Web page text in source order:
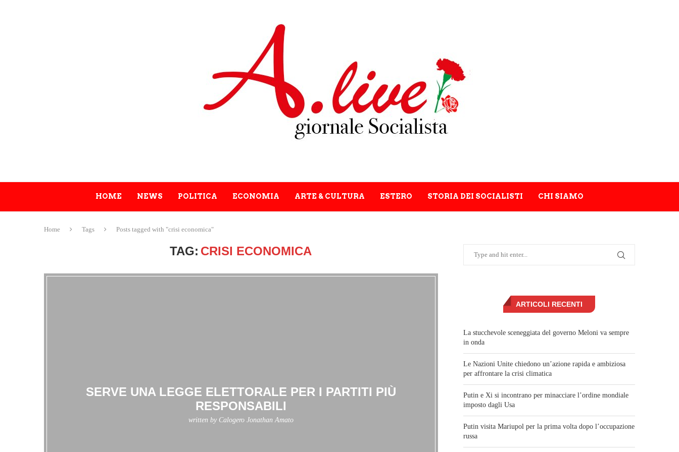
HOME NEWS POLITICA ECONOMIA ARTE & CULTURA ESTERO STORIA DEI SOCIALISTI CHI SIAMO
Home Tags Posts tagged with "crisi economica"
TAG: CRISI ECONOMICA
SERVE UNA LEGGE ELETTORALE PER I PARTITI PIÙ
RESPONSABILI
written by Calogero Jonathan Amato
ARTICOLI RECENTI
La stucchevole sceneggiata del governo Meloni va sempre
in onda
Le Nazioni Unite chiedono un’azione rapida e ambiziosa
per affrontare la crisi climatica
Putin e Xi si incontrano per minacciare l’ordine mondiale
imposto dagli Usa
Putin visita Mariupol per la prima volta dopo l’occupazione
russa